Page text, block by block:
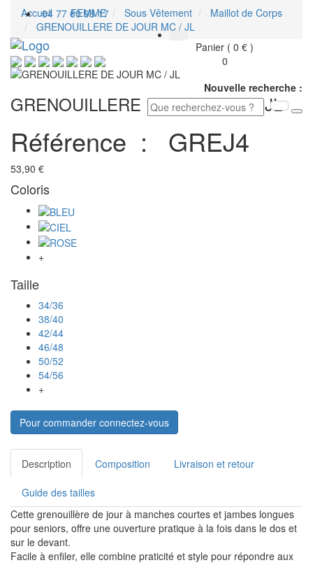
04 77 60 98 17
Panier ( 0 € )
0
Nouvelle recherche :
Accueil FEMME Sous Vêtement
Maillot de Corps
GRENOUILLERE DE JOUR MC / JL
GRENOUILLERE DE JOUR MC / JL
Référence : GREJ4
53,90 €
Coloris
+
Taille
34/36
38/40
42/44
46/48
50/52
54/56
+
Pour commander connectez-vous
Description Composition Livraison et retour
Guide des tailles
Cette grenouillère de jour à manches courtes et jambes longues
pour seniors, offre une ouverture pratique à la fois dans le dos et
sur le devant.
Facile à enfiler, elle combine praticité et style pour répondre aux